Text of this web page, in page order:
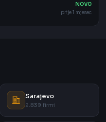
NOVO
prije 1 mjesec
Sarajevo
2.839 firmi